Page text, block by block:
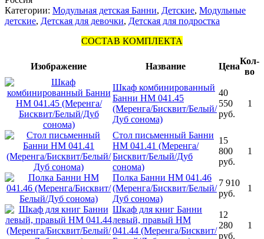
Категории: Модульная детская Банни, Детские, Модульные
детские, Детская для девочки, Детская для подростка
СОСТАВ КОМПЛЕКТА
Изображение Название Цена
Кол-
во
Шкаф комбинированный
Банни НМ 041.45
(Меренга/Бисквит/Белый/
Дуб сонома)
40
550
руб.
1
Стол письменный Банни
НМ 041.41 (Меренга/
Бисквит/Белый/Дуб
сонома)
15
800
руб.
1
Полка Банни НМ 041.46
(Меренга/Бисквит/Белый/
Дуб сонома)
7 910
руб.
1
Шкаф для книг Банни
левый, правый НМ
041.44 (Меренга/Бисквит/
12
280
руб.
1